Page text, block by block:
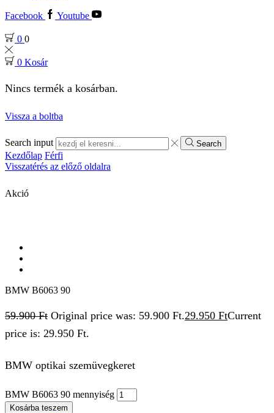
Facebook Youtube
0 0
0 Kosár
Nincs termék a kosárban.
Vissza a boltba
Search input Search
Kezdőlap Férfi
Visszatérés az előző oldalra
Akció
BMW B6063 90
59.900Ft Original price was: 59.900 Ft.29.950 FtCurrent
price is: 29.950 Ft.
BMW optikai szemüvegkeret
BMW B6063 90 mennyiség
Kosárba teszem